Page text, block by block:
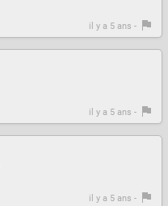
il y a 5 ans -
il y a 5 ans -
il y a 5 ans -